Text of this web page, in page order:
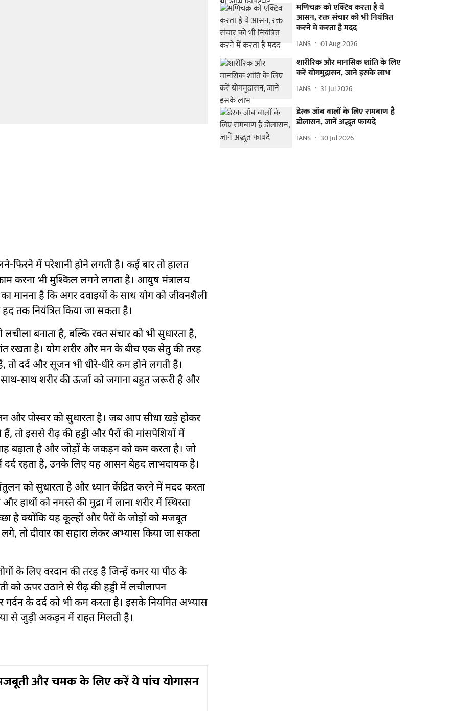
में परेशानी होने लगती है। कई बार तो हालत
करना भी मुश्किल लगने लगता है। आयुष मंत्रालय
मानना है कि अगर दवाइयों के साथ योग को जीवनशैली
तक नियंत्रित किया जा सकता है।
बनाता है, बल्कि रक्त संचार को भी सुधारता है,
रखता है। योग शरीर और मन के बीच एक सेतु की तरह
दर्द और सूजन भी धीरे-धीरे कम होने लगती है।
साथ-साथ शरीर की ऊर्जा को जगाना बहुत जरूरी है और
पोस्चर को सुधारता है। जब आप सीधा खड़े होकर
तो इससे रीढ़ की हड्डी और पैरों की मांसपेशियों में
बढ़ाता है और जोड़ों के जकड़न को कम करता है। जो
रहता है, उनके लिए यह आसन बेहद लाभदायक है।
को सुधारता है और ध्यान केंद्रित करने में मदद करता
हाथों को नमस्ते की मुद्रा में लाना शरीर में स्थिरता
है क्योंकि यह कूल्हों और पैरों के जोड़ों को मजबूत
तो दीवार का सहारा लेकर अभ्यास किया जा सकता
लिए वरदान की तरह है जिन्हें कमर या पीठ के
को ऊपर उठाने से रीढ़ की हड्डी में लचीलापन
के दर्द को भी कम करता है। इसके नियमित अभ्यास
से जुड़ी अकड़न में राहत मिलती है।
और चमक के लिए करें ये पांच योगासन
मणिचक्र को एक्टिव करता है ये
आसन, रक्त संचार को भी नियंत्रित
करने में करता है मदद
IANS 01 Aug 2026
शारीरिक और मानसिक शांति के लिए
करें योगमुद्रासन, जानें इसके लाभ
IANS 31 Jul 2026
डेस्क जॉब वालों के लिए रामबाण है
डोलासन, जानें अद्भुत फायदे
IANS 30 Jul 2026